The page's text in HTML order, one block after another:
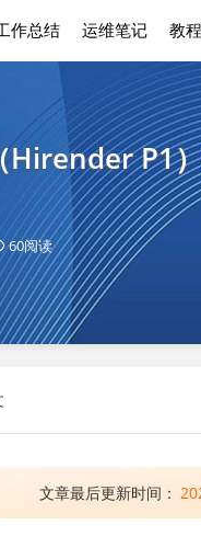
作总结 运维笔记 教
Hirender P1
60阅读
文章最后更新时间：